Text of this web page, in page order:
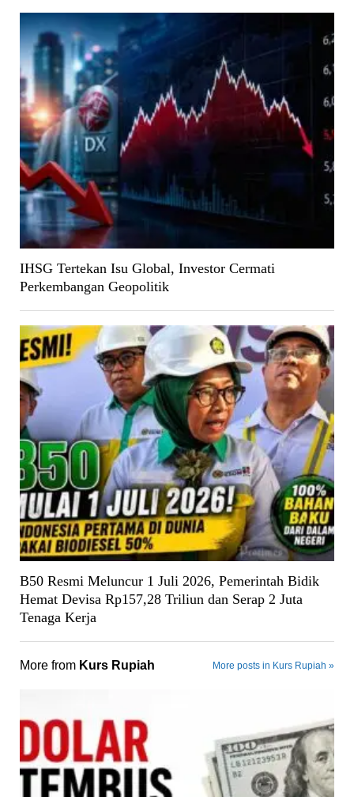
IHSG Tertekan Isu Global, Investor Cermati
Perkembangan Geopolitik
B50 Resmi Meluncur 1 Juli 2026, Pemerintah Bidik
Hemat Devisa Rp157,28 Triliun dan Serap 2 Juta
Tenaga Kerja
More from Kurs Rupiah More posts in Kurs Rupiah »